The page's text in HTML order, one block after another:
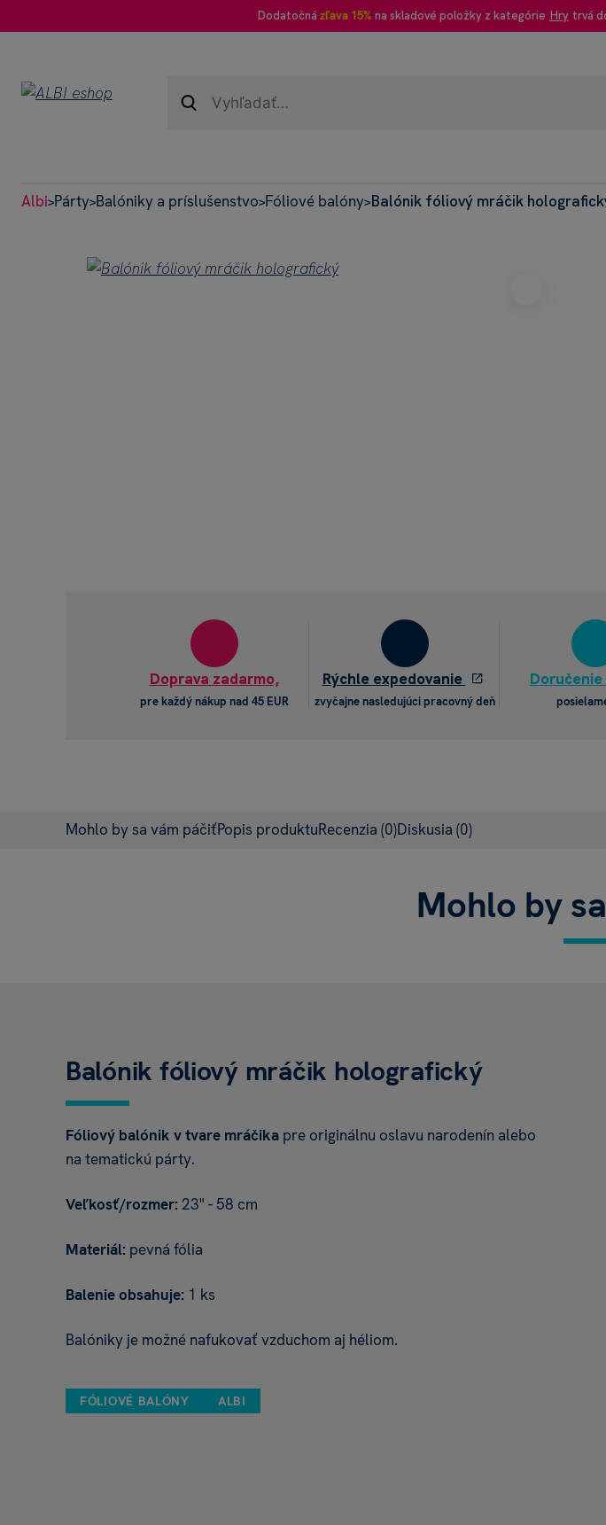
Dodatočná zľava 15% na skladové položky z kategórie Hry trvá
Albi>Párty>Balóniky a príslušenstvo>Fóliové balóny>Balónik fóliový mráčik
Doprava zadarmo,
pre každý nákup nad 45 EUR
Rýchle expedovanie
zvyčajne nasledujúci pracovný deň
Doručenie
Mohlo by sa vám páčiťPopis produktuRecenzia (0)Diskusia (0)
Mohlo by
Balónik fóliový mráčik holografický
Fóliový balónik v tvare mráčika pre originálnu oslavu narodenín alebo
na tematickú párty.
Veľkosť/rozmer: 23" - 58 cm
Materiál: pevná fólia
Balenie obsahuje: 1 ks
Balóniky je možné nafukovať vzduchom aj héliom.
FÓLIOVÉ BALÓNY ALBI